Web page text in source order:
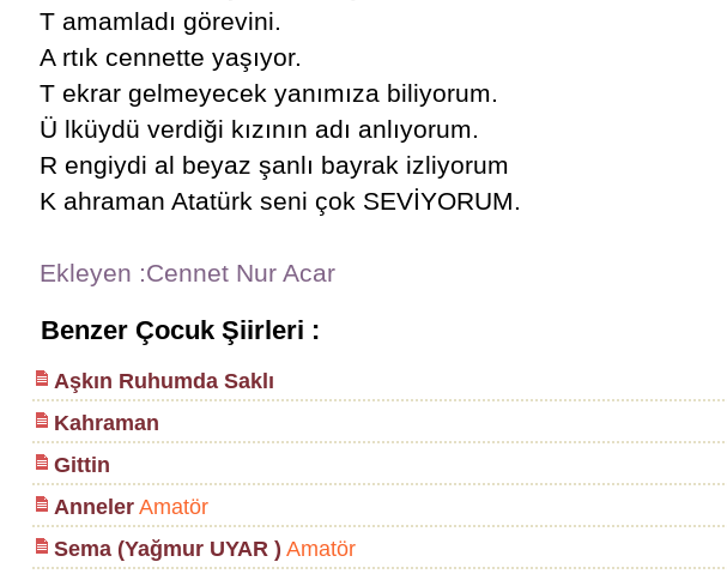
T amamladı görevini.
A rtık cennette yaşıyor.
T ekrar gelmeyecek yanımıza biliyorum.
Ü lküydü verdiği kızının adı anlıyorum.
R engiydi al beyaz şanlı bayrak izliyorum
K ahraman Atatürk seni çok SEVİYORUM.
Ekleyen :Cennet Nur Acar
Benzer Çocuk Şiirleri :
Aşkın Ruhumda Saklı
Kahraman
Gittin
AnnelerAmatör
Sema (Yağmur UYAR ) Amatör